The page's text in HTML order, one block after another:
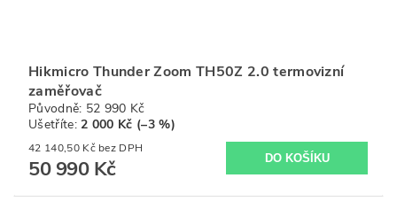
Hikmicro Thunder Zoom TH50Z 2.0 termovizní
zaměřovač
Původně: 52 990 Kč
Ušetříte: 2 000 Kč (–3 %)
42 140,50 Kč bez DPH
50 990 Kč